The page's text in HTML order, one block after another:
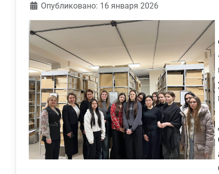
Информация о материале
Опубликовано: 16 января 2026